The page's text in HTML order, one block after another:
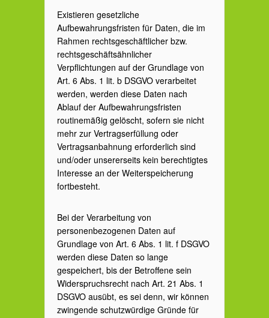
Existieren gesetzliche
Aufbewahrungsfristen für Daten, die im
Rahmen rechtsgeschäftlicher bzw.
rechtsgeschäftsähnlicher
Verpflichtungen auf der Grundlage von
Art. 6 Abs. 1 lit. b DSGVO verarbeitet
werden, werden diese Daten nach
Ablauf der Aufbewahrungsfristen
routinemäßig gelöscht, sofern sie nicht
mehr zur Vertragserfüllung oder
Vertragsanbahnung erforderlich sind
und/oder unsererseits kein berechtigtes
Interesse an der Weiterspeicherung
fortbesteht.
Bei der Verarbeitung von
personenbezogenen Daten auf
Grundlage von Art. 6 Abs. 1 lit. f DSGVO
werden diese Daten so lange
gespeichert, bis der Betroffene sein
Widerspruchsrecht nach Art. 21 Abs. 1
DSGVO ausübt, es sei denn, wir können
zwingende schutzwürdige Gründe für